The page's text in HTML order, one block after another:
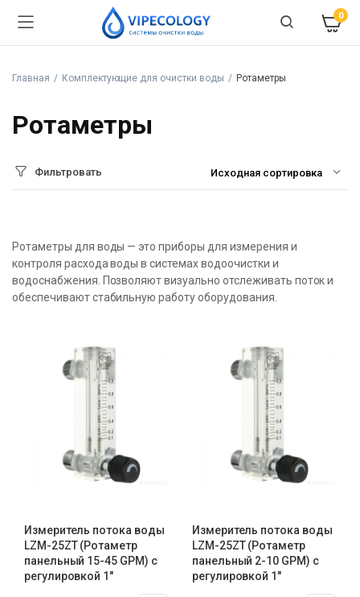
0
Главная Комплектующие для очистки воды Ротаметры
Ротаметры
Фильтровать
Ротаметры для воды — это приборы для измерения и
контроля расхода воды в системах водоочистки и
водоснабжения. Позволяют визуально отслеживать поток и
обеспечивают стабильную работу оборудования.
Измеритель потока воды
LZM-25ZT (Ротаметр
панельный 15-45 GPM) с
регулировкой 1″
Измеритель потока воды
LZM-25ZT (Ротаметр
панельный 2-10 GPM) с
регулировкой 1″